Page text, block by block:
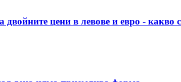
двойните цени в левове и евро - какво